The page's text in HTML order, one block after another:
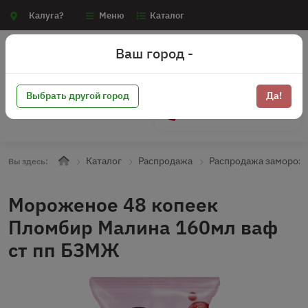
Калуга? Меню Каталог
Вы здесь: Каталог Распродажа Распродажа
Мороженое 48 копеек
Пломбир Малина 160мл ваф
ст пп БЗМЖ
Ваш город -
Выбрать другой город Да!